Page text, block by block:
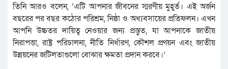
তিনি আরও বলেন, ‘এটি আপনার জীবনের স্মরণীয় মুহূর্ত। এই অর্জন
বছরের পর বছর কঠোর পরিশ্রম, নিষ্ঠা ও অধ্যবসায়ের প্রতিফলন। এখন
আপনি উচ্চতর দায়িত্ব নেওয়ার জন্য প্রস্তুত, যা আপনাকে জাতীয়
নিরাপত্তা, রাষ্ট্র পরিচালনা, নীতি নির্ধারণ, কৌশল প্রণয়ন এবং জাতীয়
উন্নয়নের জটিলতাগুলো বোঝার ক্ষমতা প্রদান করবে।’